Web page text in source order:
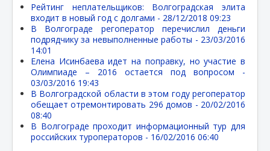
Рейтинг неплательщиков: Волгоградская элита
входит в новый год с долгами - 28/12/2018 09:23
В Волгограде регоператор перечислил деньги
подрядчику за невыполненные работы - 23/03/2016
14:01
Елена Исинбаева идет на поправку, но участие в
Олимпиаде – 2016 остается под вопросом -
03/03/2016 19:43
В Волгоградской области в этом году регоператор
обещает отремонтировать 296 домов - 20/02/2016
08:40
В Волгограде проходит информационный тур для
российских туроператоров - 16/02/2016 06:40